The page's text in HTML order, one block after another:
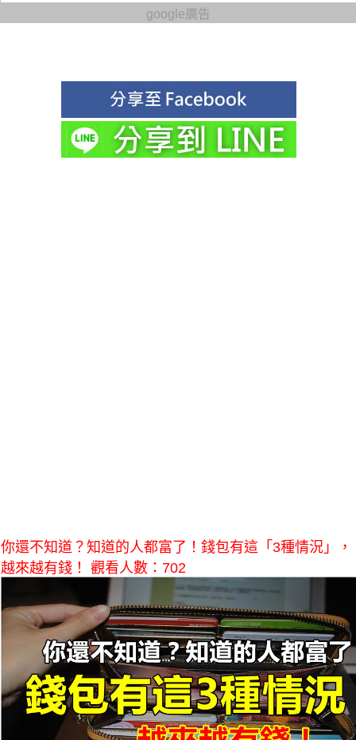
google廣告
你還不知道？知道的人都富了！錢包有這「3種情況」，
越來越有錢！ 觀看人數：702